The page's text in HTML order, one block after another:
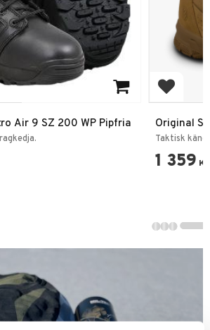
Air 9 SZ 200 WP Pipfria
Add to
Original
Kängor
Taktisk
1 359